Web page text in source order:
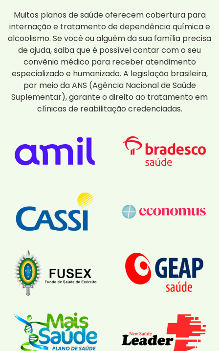
Muitos planos de saúde oferecem cobertura para
internação e tratamento de dependência química e
alcoolismo. Se você ou alguém da sua família precisa
de ajuda, saiba que é possível contar com o seu
convênio médico para receber atendimento
especializado e humanizado. A legislação brasileira,
por meio da ANS (Agência Nacional de Saúde
Suplementar), garante o direito ao tratamento em
clínicas de reabilitação credenciadas.